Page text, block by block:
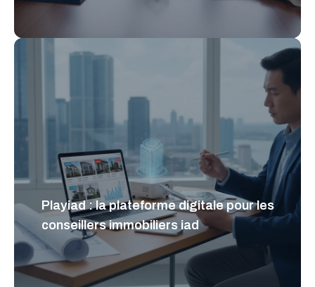
Playiad : la plateforme digitale pour les
conseillers immobiliers iad